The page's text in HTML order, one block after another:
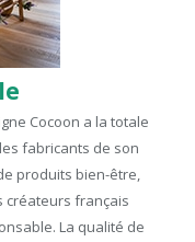
Cocoon a la totale
fabricants de son
produits bien-être,
créateurs français
La qualité de